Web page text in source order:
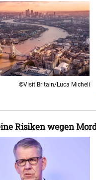
©Visit Britain/Luca Micheli
Risiken wegen